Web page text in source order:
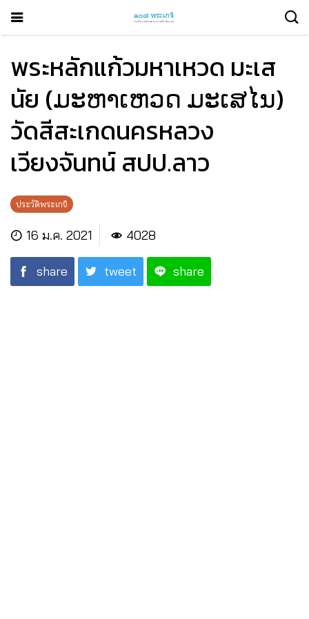
พระหลักแก้วมหาเหวด มะเส
นัย (ມະຫາເຫວດ ມະເສໄນ)
วัดสีสะเกดนครหลวง
เวียงจันทน์ สปป.ลาว
ประวัติพระเกจิ
16 ม.ค. 2021 4028
share tweet share